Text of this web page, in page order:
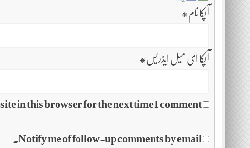
آپکا نام *
آپکا ای میل ایڈریس *
in this browser for the next time I comment.
Notify me of follow-up comments by email.